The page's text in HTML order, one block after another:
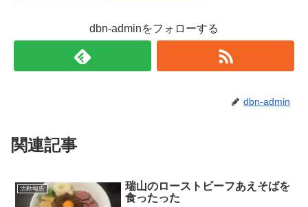
dbn-adminをフォローする
dbn-admin
関連記事
活動報告
瑞山のローストビーフあえそばを
食ったった